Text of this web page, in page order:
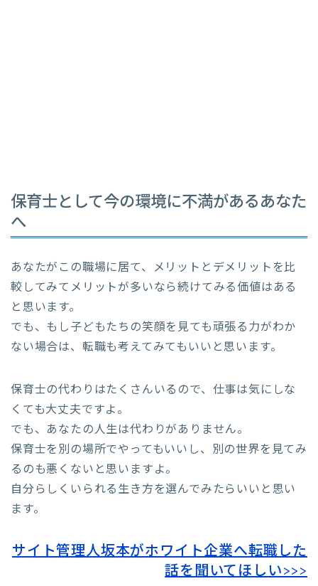
保育士として今の環境に不満があるあなた
へ
あなたがこの職場に居て、メリットとデメリットを比
較してみてメリットが多いなら続けてみる価値はある
と思います。
でも、もし子どもたちの笑顔を見ても頑張る力がわか
ない場合は、転職も考えてみてもいいと思います。
保育士の代わりはたくさんいるので、仕事は気にしな
くても大丈夫ですよ。
でも、あなたの人生は代わりがありません。
保育士を別の場所でやってもいいし、別の世界を見てみ
るのも悪くないと思いますよ。
自分らしくいられる生き方を選んでみたらいいと思い
ます。
サイト管理人坂本がホワイト企業へ転職した
話を聞いてほしい>>>